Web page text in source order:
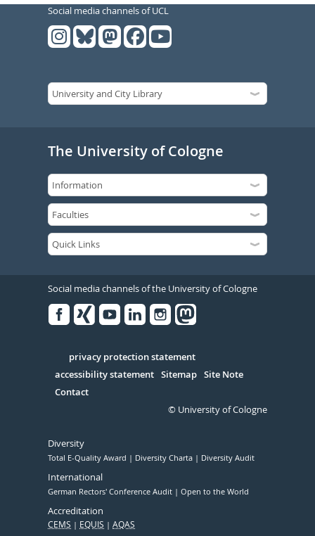
Social media channels of UCL
The University of Cologne
Social media channels of the University of Cologne
Serivce
privacy protection statement
accessibility statement Sitemap Site Note
Contact
© University of Cologne
Diversity
Total E-Quality Award Diversity Charta Diversity Audit
International
German Rectors' Conference Audit Open to the World
Accreditation
CEMS EQUIS AQAS